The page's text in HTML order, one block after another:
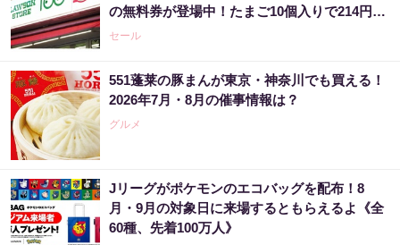
の無料券が登場中！たまご10個入りで214円な
どのお得企画も見逃せない。
セール
551蓬莱の豚まんが東京・神奈川でも買える！
2026年7月・8月の催事情報は？
グルメ
Jリーグがポケモンのエコバッグを配布！8
月・9月の対象日に来場するともらえるよ《全
60種、先着100万人》